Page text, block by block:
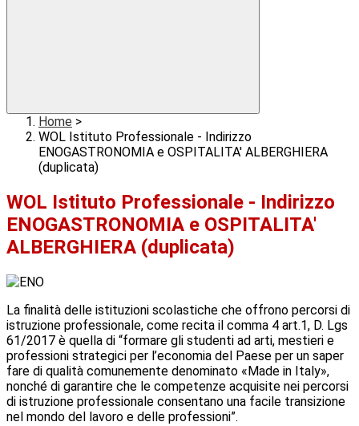
Home >
WOL Istituto Professionale - Indirizzo
ENOGASTRONOMIA e OSPITALITA' ALBERGHIERA
(duplicata)
WOL Istituto Professionale - Indirizzo
ENOGASTRONOMIA e OSPITALITA'
ALBERGHIERA (duplicata)
La finalità delle istituzioni scolastiche che offrono percorsi di
istruzione professionale, come recita il comma 4 art.1, D. Lgs
61/2017 è quella di “formare gli studenti ad arti, mestieri e
professioni strategici per l’economia del Paese per un saper
fare di qualità comunemente denominato «Made in Italy»,
nonché di garantire che le competenze acquisite nei percorsi
di istruzione professionale consentano una facile transizione
nel mondo del lavoro e delle professioni”.